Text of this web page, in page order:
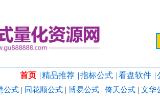
首页 | 精品推荐 | 指标公式 | 看盘软件 |
公式 | 同花顺公式 | 博易公式 | 倚天公式 | 文华